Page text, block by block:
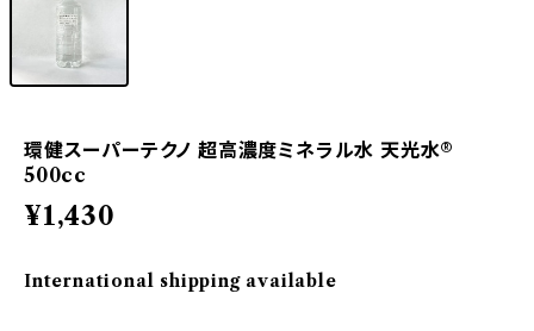
環健スーパーテクノ 超高濃度ミネラル水 天光水®
500cc
¥1,430
International shipping available